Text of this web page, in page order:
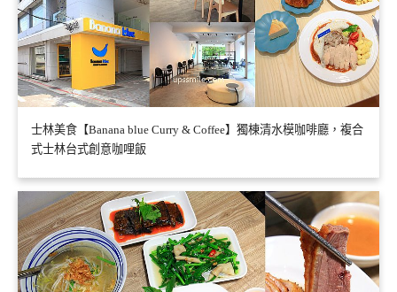
士林美食【Banana blue Curry & Coffee】獨棟清水模咖啡廳，複合
式士林台式創意咖哩飯